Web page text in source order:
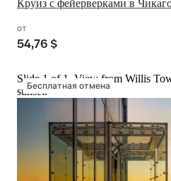
Круиз с фейерверками в
от
54,76 $
Бесплатная отмена
Slide 1 of 1, View from Willis
sunset.